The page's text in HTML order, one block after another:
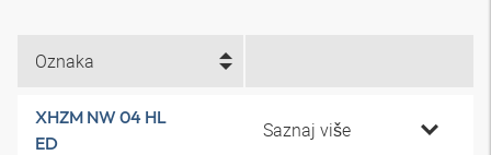
Oznaka
XHZM NW 04 HL
ED
Saznaj više